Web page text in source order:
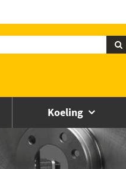
Koeling